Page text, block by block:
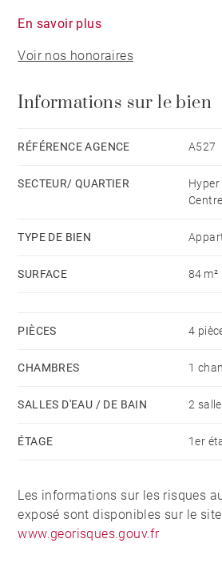
home cinéma, jacuzzi, salle d'eau
mezzanine avec chambre
joli appartement. Cave privative.
En savoir plus
Voir nos honoraires
Informations sur le bien
RÉFÉRENCE AGENCE A527
SECTEUR/ QUARTIER
TYPE DE BIEN
SURFACE 84 m²
PIÈCES 4
CHAMBRES 1
SALLES D'EAU / DE BAIN 2
ÉTAGE 1er
Les informations sur les risques
exposé sont disponibles sur le
www.georisques.gouv.fr